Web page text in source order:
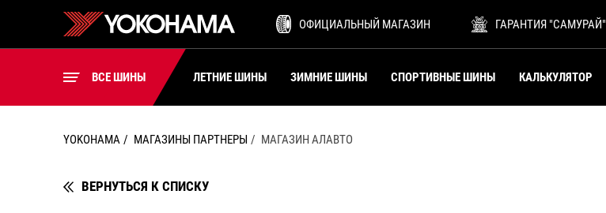
ОФИЦИАЛЬНЫЙ МАГАЗИН ГАРАНТИЯ "САМУРАЙ"
ВСЕ ШИНЫ ЛЕТНИЕ ШИНЫ ЗИМНИЕ ШИНЫ СПОРТИВНЫЕ ШИНЫ КАЛЬКУЛЯТОР
ШИНЫ ДЛЯ ВИЛОЧНЫХ
ПОГРУЗЧИКОВ
YOKOHAMA МАГАЗИНЫ ПАРТНЕРЫ МАГАЗИН АЛАВТО
ВЕРНУТЬСЯ К СПИСКУ